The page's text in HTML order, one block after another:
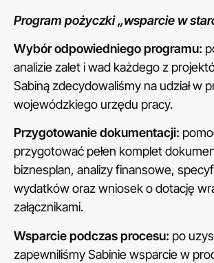
Program pożyczki „wsparcie w
Wybór odpowiedniego programu:
analizie zalet i wad każdego z
Sabiną zdecydowaliśmy na udział w
wojewódzkiego urzędu pracy.
Przygotowanie dokumentacji:
przygotować pełen komplet
biznesplan, analizy finansowe,
wydatków oraz wniosek o dotację
załącznikami.
Wsparcie podczas procesu: po
zapewniliśmy Sabinie wsparcie w